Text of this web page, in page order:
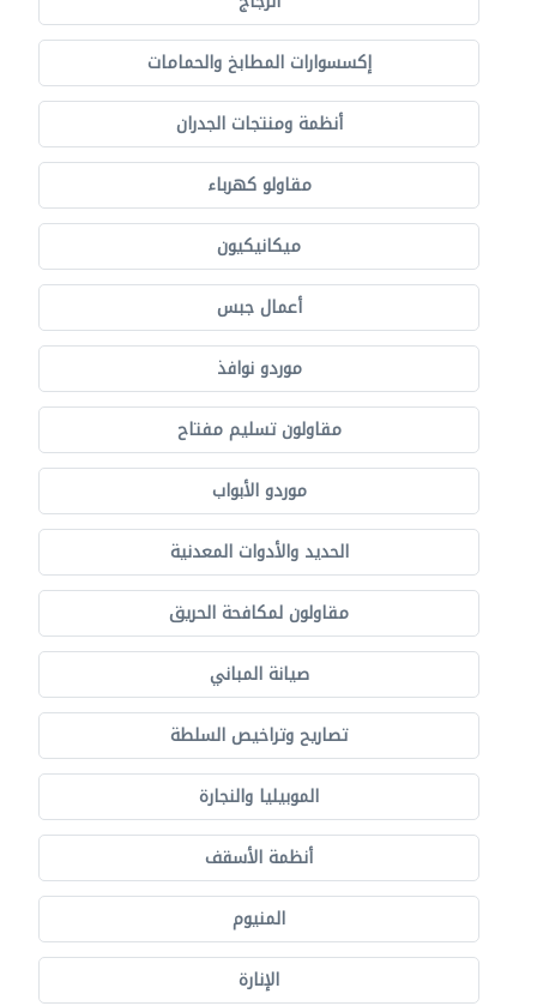
إكسسوارات المطابخ والحمامات
أنظمة ومنتجات الجدران
مقاولو كهرباء
ميكانيكيون
أعمال جبس
موردو نوافذ
مقاولون تسليم مفتاح
موردو الأبواب
الحديد والأدوات المعدنية
مقاولون لمكافحة الحريق
صيانة المباني
تصاريح وتراخيص السلطة
الموبيليا والنجارة
أنظمة الأسقف
المنيوم
الإنارة